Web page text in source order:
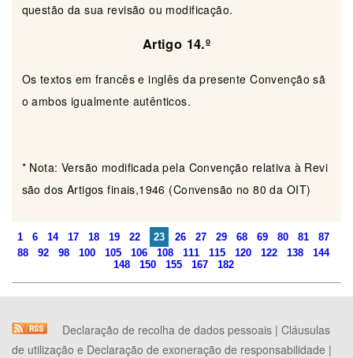
questão da sua revisão ou modificação.
Artigo 14.º
Os textos em francês e inglês da presente Convenção sã
o ambos igualmente autênticos.
* Nota: Versão modificada pela Convenção relativa à Revi
são dos Artigos finais,1946 (Convensão no 80 da OIT)
1 6 14 17 18 19 22 23 26 27 29 68 69 80 81
87
88
92 98 100 105 106 108 111 115 120 122 138
144
148
150 155 167 182
Declaração de recolha de dados pessoais | Cláusulas
de utilização e Declaração de exoneração de responsabilidade |